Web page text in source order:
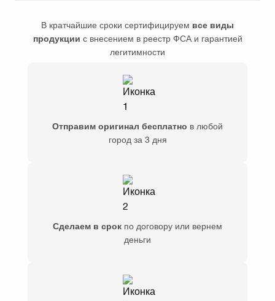
В кратчайшие сроки сертифицируем все виды
продукции с внесением в реестр ФСА и гарантией
легитимности
Отправим оригинал бесплатно в любой
город за 3 дня
Сделаем в срок по договору или вернем
деньги